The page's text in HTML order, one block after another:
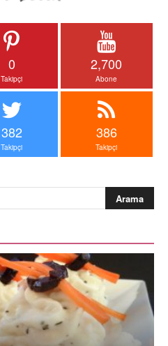
0
Takipçi
2,700
Abone
382
Takipçi
386
Takipçi